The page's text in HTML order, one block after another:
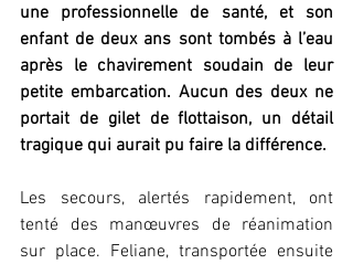
une professionnelle de santé, et son
enfant de deux ans sont tombés à l’eau
après le chavirement soudain de leur
petite embarcation. Aucun des deux ne
portait de gilet de flottaison, un détail
tragique qui aurait pu faire la différence.
Les secours, alertés rapidement, ont
tenté des manœuvres de réanimation
sur place. Feliane, transportée ensuite